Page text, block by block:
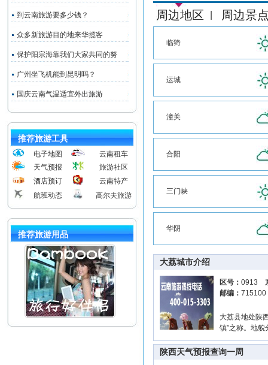
到云南旅游要多少钱？
众多新旅游目的地来华揽客
保护阳宗海靠我们大家共同的努
广州坐飞机能到昆明吗？
国庆云南气温适宜外出旅游
推荐旅游工具
电子地图
云南租车
天气预报
旅游社区
酒店预订
云南特产
航班动态
高尔夫旅游
推荐旅游用品
周边地区 周边景
临猗
运城
潼关
合阳
三门峡
华阴
大荔城市介绍
区号： 0913
邮编：
大荔县地处陕
镇”之称。地
陕西天气预报查询一周